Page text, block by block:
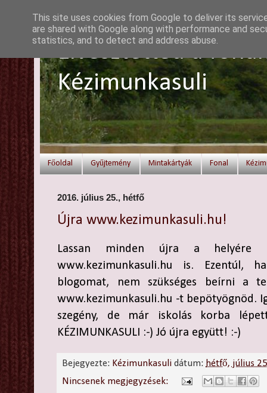
Elvesztetted a
Kézimunkasuli
Főoldal Gyűjtemény Mintakártyák Fonal
2016. július 25., hétfő
Újra www.kezimunkasuli.hu!
Lassan minden újra a
www.kezimunkasuli.hu is. Ezentúl,
blogomat, nem szükséges beírni a
www.kezimunkasuli.hu -t bepötyögnöd.
szegény, de már iskolás korba
KÉZIMUNKASULI :-) Jó újra együtt! :-)
Bejegyezte: Kézimunkasuli dátum: hétfő, július
Nincsenek megjegyzések:
This site uses cookies from Google to deliver its
are shared with Google along with performance and
statistics, and to detect and address abuse.